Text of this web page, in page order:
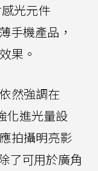
光元件
手機產品，
果。
然強調在
化進光量設
拍攝明亮影
了可用於廣角